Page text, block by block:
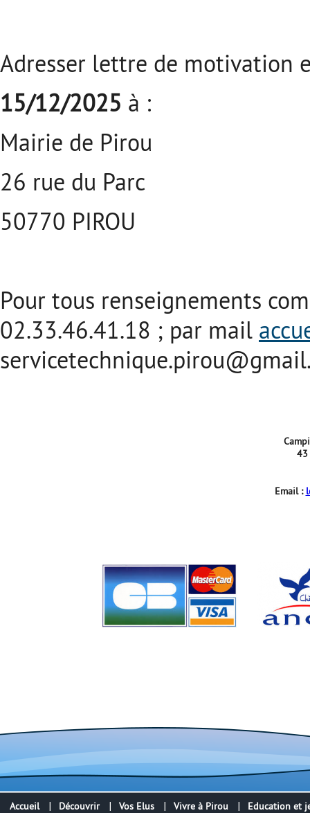
Adresser lettre de motivation
15/12/2025 à :
Mairie de Pirou
26 rue du Parc
50770 PIROU
Pour tous renseignements
02.33.46.41.18 ; par mail
43
Email :
Accueil
Découvrir
Vos Elus
Vivre à Pirou
Education et